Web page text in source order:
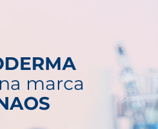
marca